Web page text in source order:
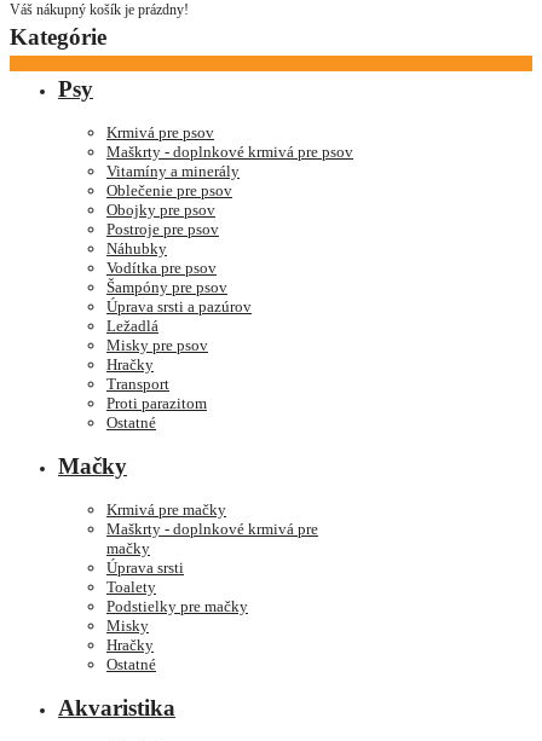
Váš nákupný košík je prázdny!
Kategórie
Psy
Krmivá pre psov
Maškrty - doplnkové krmivá pre psov
Vitamíny a minerály
Oblečenie pre psov
Obojky pre psov
Postroje pre psov
Náhubky
Vodítka pre psov
Šampóny pre psov
Úprava srsti a pazúrov
Ležadlá
Misky pre psov
Hračky
Transport
Proti parazitom
Ostatné
Mačky
Krmivá pre mačky
Maškrty - doplnkové krmivá pre
mačky
Úprava srsti
Toalety
Podstielky pre mačky
Misky
Hračky
Ostatné
Akvaristika